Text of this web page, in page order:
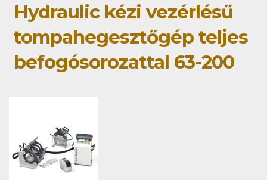
Hydraulic kézi vezérlésű
tompahegesztőgép teljes
befogósorozattal 63-200